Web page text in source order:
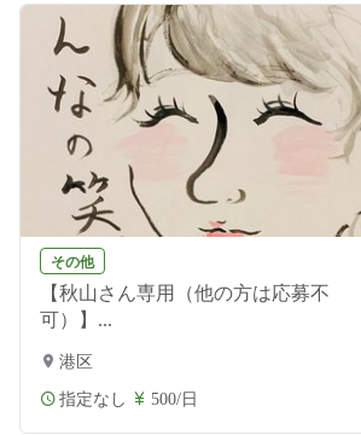
その他
【秋山さん専用（他の方は応募不
可）】...
港区
指定なし 500/日